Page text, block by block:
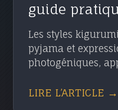
guide
Les styles
pyjama et
photogéniques,
LIRE L’ARTICLE